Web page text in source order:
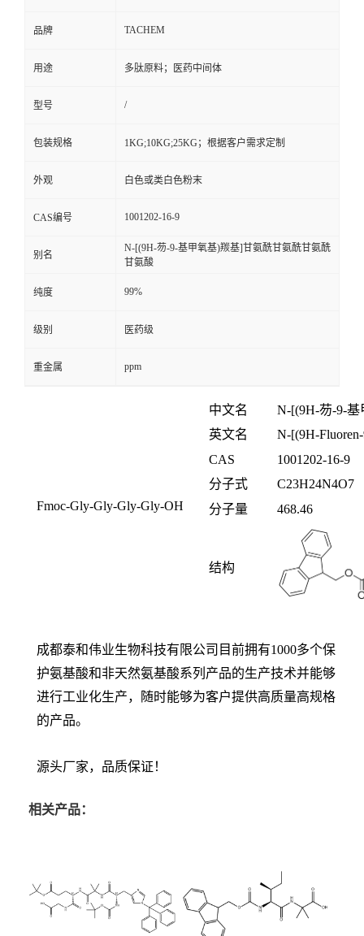
品牌 TACHEM
用途 多肽原料；医药中间体
型号 /
包装规格 1KG;10KG;25KG；根据客户需求定制
外观 白色或类白色粉末
CAS编号 1001202-16-9
别名
N-[(9H-芴-9-基甲氧基)羰基]甘氨酰甘氨酰甘氨酰
甘氨酸
纯度 99%
级别 医药级
重金属 ppm
Fmoc-Gly-Gly-Gly-Gly-OH
中文名 N-[(9H-芴-9-基
英文名
N-[(9H-
CAS
1001202-16-9
分子式
C23H24N4O7
分子量
468.46
结构
成都泰和伟业生物科技有限公司目前拥有1000多个保
护氨基酸和非天然氨基酸系列产品的生产技术并能够
进行工业化生产，随时能够为客户提供高质量高规格
的产品。
源头厂家，品质保证！
相关产品：